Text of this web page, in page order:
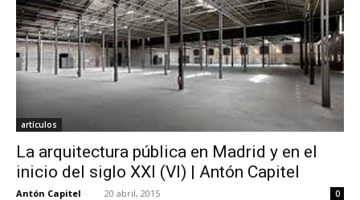
artículos
La arquitectura pública en Madrid y en el
inicio del siglo XXI (VI) | Antón Capitel
Antón Capitel - 20 abril, 2015 0